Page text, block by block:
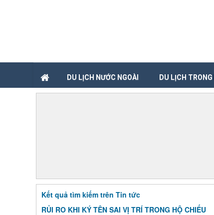
DU LỊCH NƯỚC NGOÀI DU LỊCH TRONG
Kết quả tìm kiếm trên Tin tức
RỦI RO KHI KÝ TÊN SAI VỊ TRÍ TRONG HỘ CHIẾU